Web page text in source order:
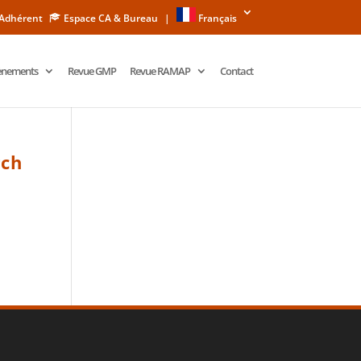
Espace CA & Bureau | Français
Revue GMP Revue RAMAP Contact